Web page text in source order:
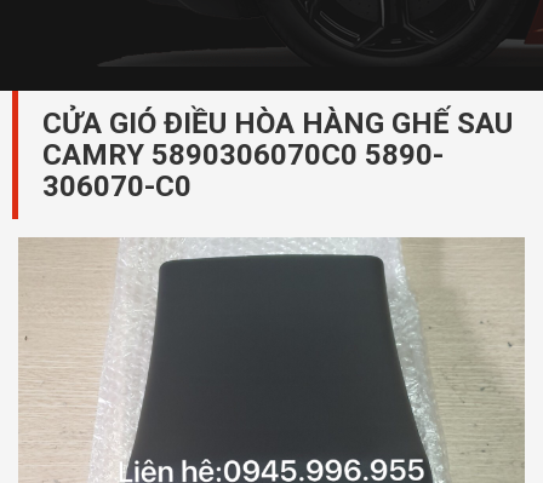
CỬA GIÓ ĐIỀU HÒA HÀNG GHẾ SAU
CAMRY 5890306070C0 5890-
306070-C0